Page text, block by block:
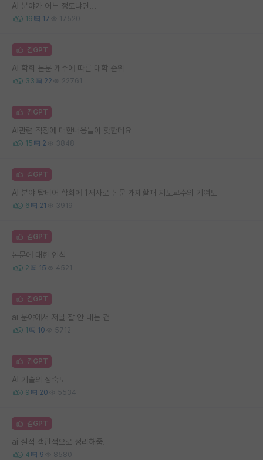
AI 분야가 어느 정도냐면...
19 17 17520
김GPT
AI 학회 논문 개수에 따른 대학 순위
33 22 22761
김GPT
AI관련 직장에 대한내용들이 핫한데요
15 2 3848
김GPT
AI 분야 탑티어 학회에 1저자로 논문 개제할때 지도교수의 기여도
6 21 3919
김GPT
논문에 대한 인식
2 15 4521
김GPT
ai 분야에서 저널 잘 안 내는 건
1 10 5712
김GPT
AI 기술의 성숙도
9 20 5534
김GPT
ai 실적 객관적으로 정리해줌.
4 9 8580